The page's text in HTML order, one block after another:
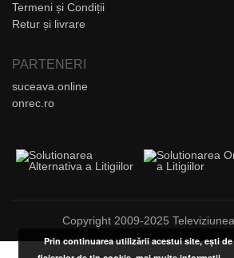
Termeni și Condiții
Retur și livrare
PARTENERI
suceava.online
onrec.ro
Copyright 2009-2025
Prin continuarea utilizării acestui site, ești